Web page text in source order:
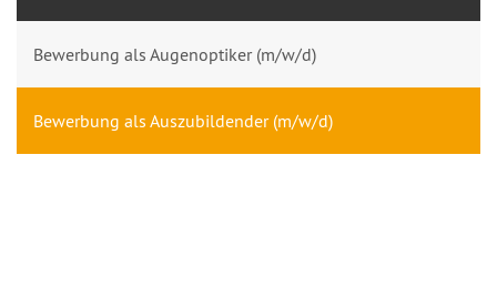
Bewerbung als Augenoptiker (m/w/d)
Bewerbung als Auszubildender (m/w/d)